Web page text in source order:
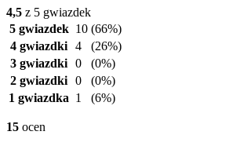
4,5 z 5 gwiazdek
5 gwiazdek 10 (66%)
4 gwiazdki 4
(26%)
3 gwiazdki 0
(0%)
2 gwiazdki 0
(0%)
1 gwiazdka 1 (6%)
15 ocen